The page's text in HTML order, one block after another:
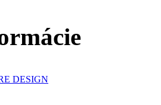
DESIGN